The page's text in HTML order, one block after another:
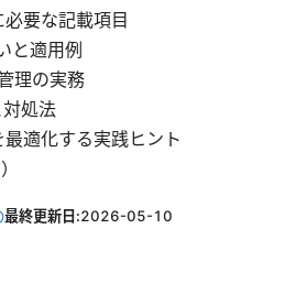
要な記載項目
と適用例
理の実務
処法
適化する実践ヒント
最終更新日:2026-05-10